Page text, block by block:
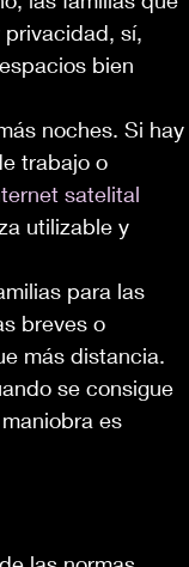
privacidad, sí,
bien
noches. Si hay
trabajo o
satelital
utilizable y
para las
breves o
más distancia.
se consigue
es